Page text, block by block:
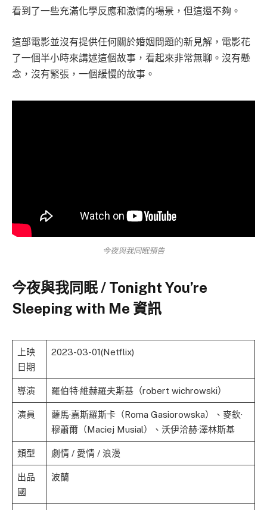
看到了一些充滿化學反應和激情的場景，但這還不夠。
這部電影並沒有提供任何關於婚姻問題的新見解，電影花
了一個半小時來講述這個故事，看起來非常無聊。沒有懸
念，沒有緊張，一個緩慢的故事。
今夜與我同眠預告
今夜與我同眠 / Tonight You’re
Sleeping with Me 資訊
上映
日期
2023-03-01(Netflix)
導演 羅伯特·維赫羅夫斯基（robert wichrowski）
演員
蘿馬·嘉斯羅斯卡（Roma Gasiorowska）、麥欽·
穆蕭爾（Maciej Musial）、沃伊洽赫·澤林斯基
類型 劇情 / 愛情 / 浪漫
出品
國
波蘭